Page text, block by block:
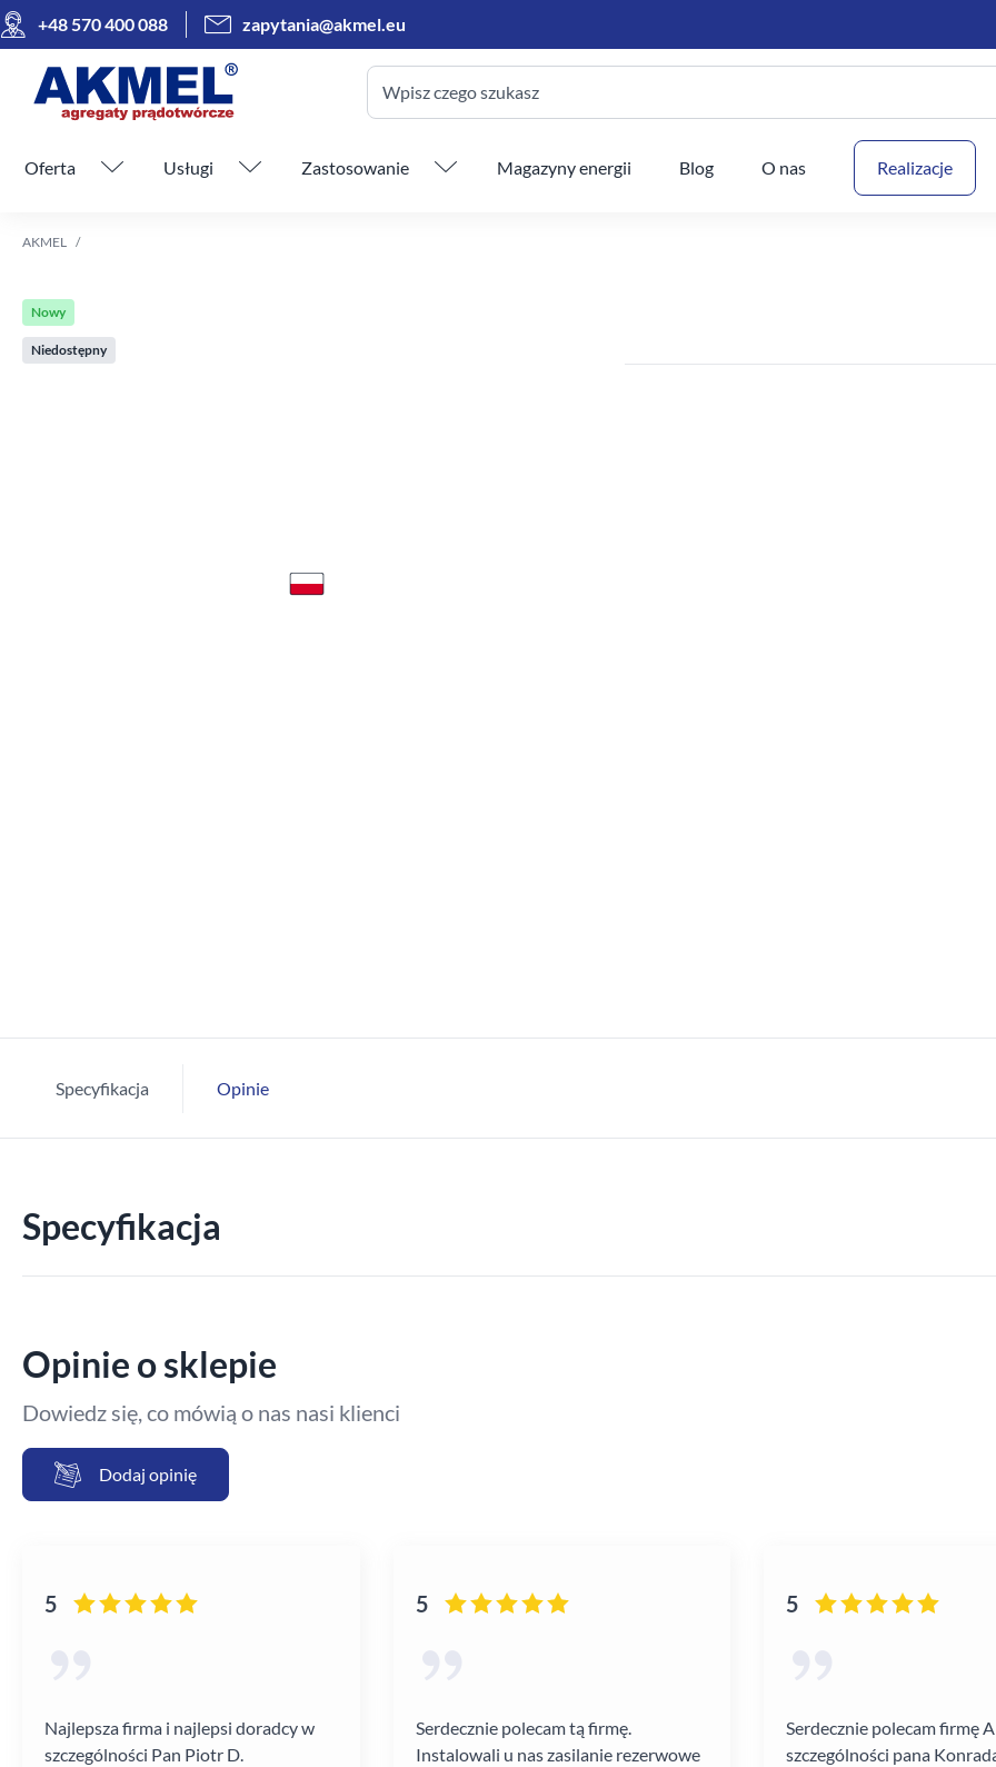
+48 570 400 088 zapytania@akmel.eu
Wpisz czego szukasz
Pomiń menu
Oferta Usługi Zastosowanie Magazyny energii Blog O nas Realizacje
AKMEL
Nowy
Niedostępny
Specyfikacja Opinie
Specyfikacja
Opinie o sklepie
Dowiedz się, co mówią o nas nasi klienci
Dodaj opinię
5
Najlepsza firma i najlepsi doradcy w
szczególności Pan Piotr D.
5
Serdecznie polecam tą firmę.
Instalowali u nas zasilanie rezerwowe
5
Serdecznie polecam firmę
szczególności pana